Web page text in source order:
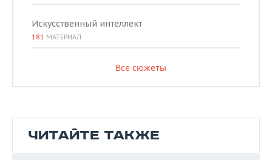
Искусственный интеллект
181 МАТЕРИАЛ
Все сюжеты
ЧИТАЙТЕ ТАКЖЕ